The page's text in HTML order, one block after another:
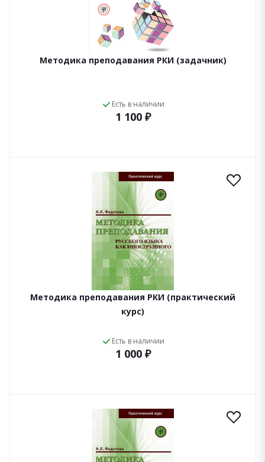
Методика преподавания РКИ (задачник)
Есть в наличии
1 100 ₽
Методика преподавания РКИ (практический
курс)
Есть в наличии
1 000 ₽